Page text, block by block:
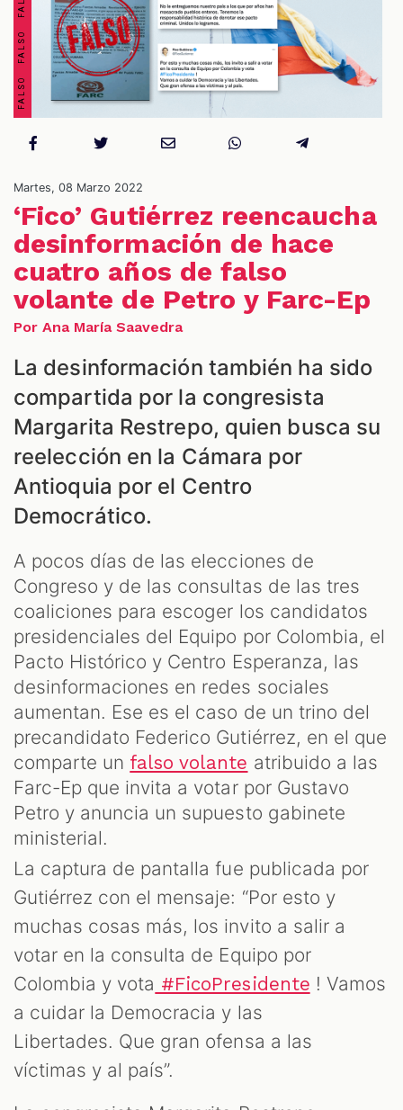
Martes, 08 Marzo 2022
‘Fico’ Gutiérrez reencaucha
desinformación de hace
cuatro años de falso
volante de Petro y Farc-Ep
Por Ana María Saavedra
La desinformación también ha sido
compartida por la congresista
Margarita Restrepo, quien busca su
reelección en la Cámara por
Antioquia por el Centro
Democrático.
A pocos días de las elecciones de
Congreso y de las consultas de las tres
coaliciones para escoger los candidatos
presidenciales del Equipo por Colombia, el
Pacto Histórico y Centro Esperanza, las
desinformaciones en redes sociales
aumentan. Ese es el caso de un trino del
precandidato Federico Gutiérrez, en el que
comparte un falso volante atribuido a las
Farc-Ep que invita a votar por Gustavo
Petro y anuncia un supuesto gabinete
ministerial.
La captura de pantalla fue publicada por
Gutiérrez con el mensaje: “Por esto y
muchas cosas más, los invito a salir a
votar en la consulta de Equipo por
Colombia y vota #FicoPresidente ! Vamos
a cuidar la Democracia y las
Libertades. Que gran ofensa a las
víctimas y al país”.